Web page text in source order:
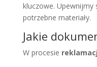
kluczowe. Upewnijmy
potrzebne materiały.
Jakie
W procesie